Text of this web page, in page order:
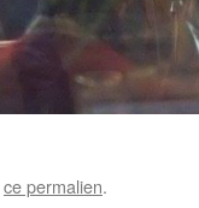
ce permalien.